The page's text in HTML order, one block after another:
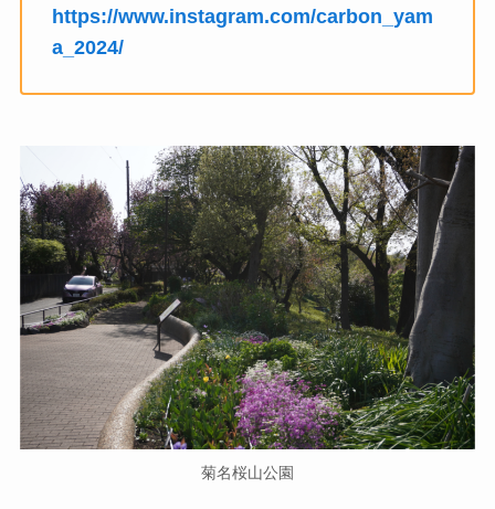
https://www.instagram.com/carbon_yam
a_2024/
菊名桜山公園